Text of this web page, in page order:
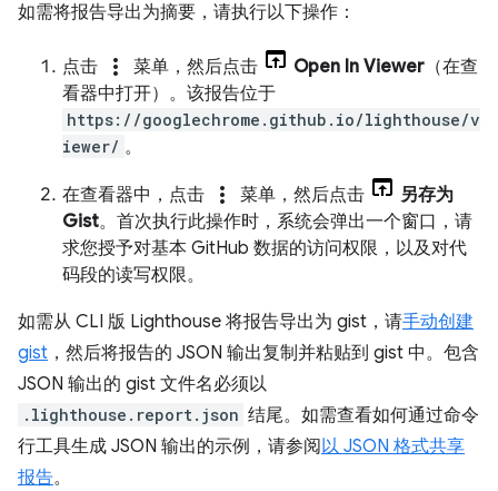
如需将报告导出为摘要，请执行以下操作：
点击 more_vert 菜单，然后点击 Open In Viewer （在查
看器中打开）。该报告位于
https://googlechrome.github.io/lighthouse/v
iewer/ 。
在查看器中，点击 more_vert 菜单，然后点击
另存为
Gist。首次执行此操作时，系统会弹出一个窗口，请
求您授予对基本 GitHub 数据的访问权限，以及对代
码段的读写权限。
如需从 CLI 版 Lighthouse 将报告导出为 gist，请手动创建
gist ，然后将报告的 JSON 输出复制并粘贴到 gist 中。包含
JSON 输出的 gist 文件名必须以
.lighthouse.report.json 结尾。如需查看如何通过命令
行工具生成 JSON 输出的示例，请参阅以 JSON 格式共享
报告。